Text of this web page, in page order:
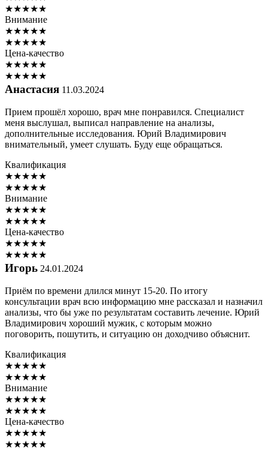
★★★★★
Внимание
★★★★★
★★★★★
Цена-качество
★★★★★
★★★★★
Анастасия 11.03.2024
Прием прошёл хорошо, врач мне понравился. Специалист
меня выслушал, выписал направление на анализы,
дополнительные исследования. Юрий Владимирович
внимательный, умеет слушать. Буду еще обращаться.
Квалификация
★★★★★
★★★★★
Внимание
★★★★★
★★★★★
Цена-качество
★★★★★
★★★★★
Игорь 24.01.2024
Приём по времени длился минут 15-20. По итогу
консультации врач всю информацию мне рассказал и назначил
анализы, что бы уже по результатам составить лечение. Юрий
Владимирович хороший мужик, с которым можно
поговорить, пошутить, и ситуацию он доходчиво объяснит.
Квалификация
★★★★★
★★★★★
Внимание
★★★★★
★★★★★
Цена-качество
★★★★★
★★★★★